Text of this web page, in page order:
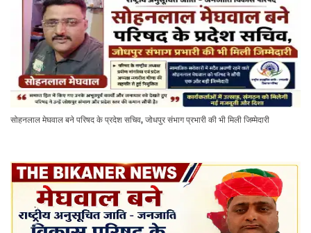
सोहनलाल मेघवाल बने परिषद के प्रदेश सचिव, जोधपुर संभाग प्रभारी की भी मिली जिम्मेदारी